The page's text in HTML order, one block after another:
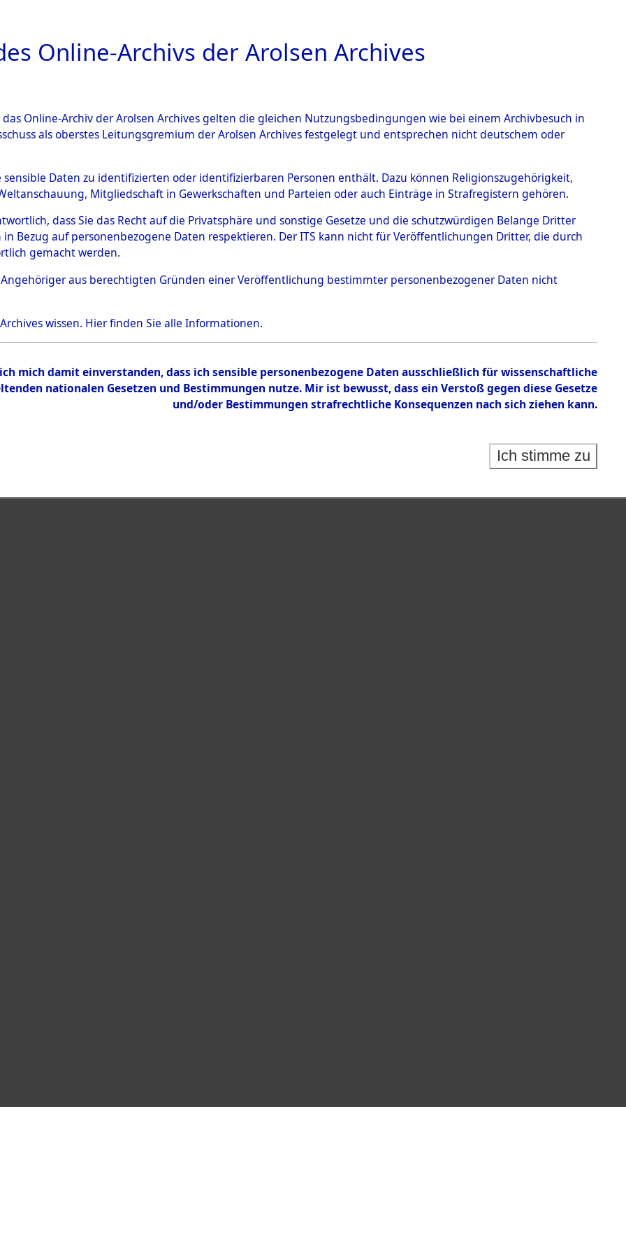
ARCHIVALE ÜBERSICHT BILD
0002 (121984677)
Person PICOTIN, ABEL
Bestand
Online-Archivs der Arolsen Archives
Online-Archiv der Arolsen Archives gelten die gleichen Nutzungsbedingungen wie bei einem Archivbesuch in
als oberstes Leitungsgremium der Arolsen Archives festgelegt und entsprechen nicht deutschem oder
sensible Daten zu identifizierten oder identifizierbaren Personen enthält. Dazu können Religionszugehörigkeit,
Mitgliedschaft in Gewerkschaften und Parteien oder auch Einträge in Strafregistern gehören.
dass Sie das Recht auf die Privatsphäre und sonstige Gesetze und die schutzwürdigen Belange Dritter
Bezug auf personenbezogene Daten respektieren. Der ITS kann nicht für Veröffentlichungen Dritter, die durch
gemacht werden.
Angehöriger aus berechtigten Gründen einer Veröffentlichung bestimmter personenbezogener Daten nicht
wissen. Hierfinden Sie alle Informationen.
mich damit einverstanden, dass ich sensible personenbezogene Daten ausschließlich für wissenschaftliche
nationalen Gesetzen und Bestimmungen nutze. Mir ist bewusst, dass ein Verstoß gegen diese Gesetze
und/oder Bestimmungen strafrechtliche Konsequenzen nach sich ziehen kann.
Ich stimme zu